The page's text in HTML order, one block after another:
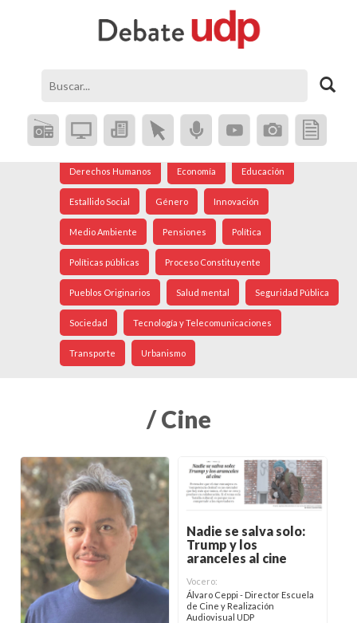
Coronavirus Crisis Social Democracia
Derechos Humanos Economía Educación
Estallido Social Género Innovación
Medio Ambiente Pensiones Política
Políticas públicas Proceso Constituyente
Pueblos Originarios Salud mental Seguridad Pública
Sociedad Tecnología y Telecomunicaciones
Transporte Urbanismo
/ Cine
Nadie se salva solo:
Trump y los
aranceles al cine
Vocero:
Álvaro Ceppi - Director Escuela
de Cine y Realización
Audiovisual UDP